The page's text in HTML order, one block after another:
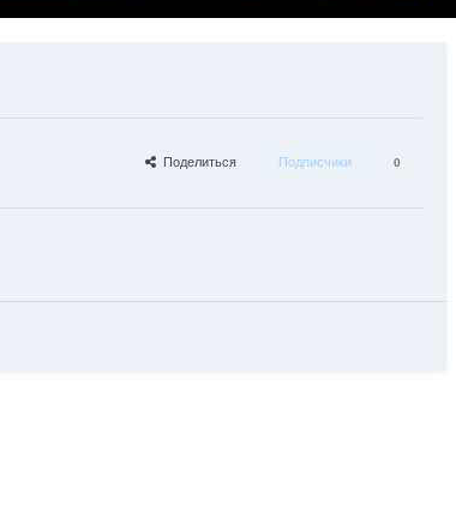
Поделиться Подписчики 0